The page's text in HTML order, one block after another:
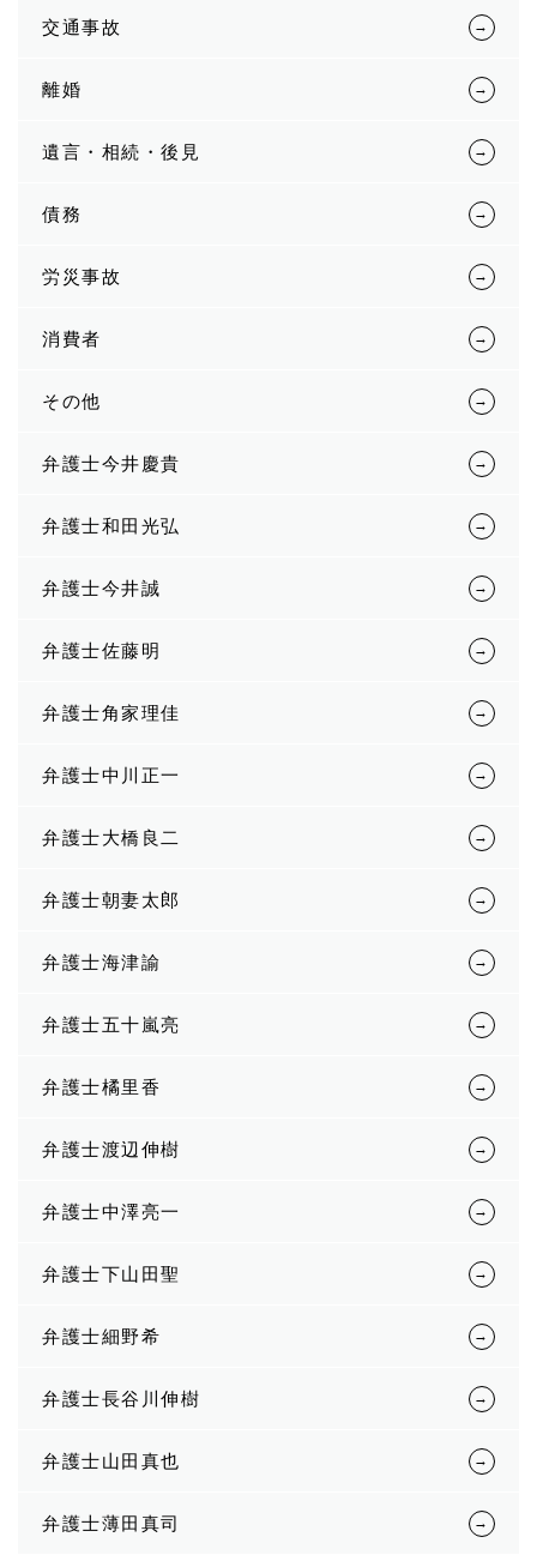
交通事故
離婚
遺言・相続・後見
債務
労災事故
消費者
その他
弁護士今井慶貴
弁護士和田光弘
弁護士今井誠
弁護士佐藤明
弁護士角家理佳
弁護士中川正一
弁護士大橋良二
弁護士朝妻太郎
弁護士海津諭
弁護士五十嵐亮
弁護士橘里香
弁護士渡辺伸樹
弁護士中澤亮一
弁護士下山田聖
弁護士細野希
弁護士長谷川伸樹
弁護士山田真也
弁護士薄田真司